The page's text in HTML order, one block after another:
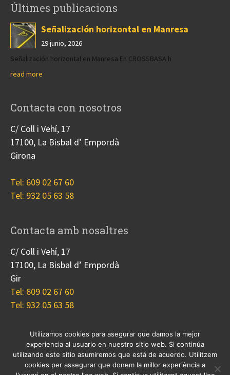
Últimes publicacions
Señalización horizontal en Manresa
29 junio, 2026
Señalización horizontal en Manresa En CROSSBASA h
read more
Contacta con nosotros
C/ Coll i Vehí, 17
17100, La Bisbal d’ Empordà
Girona
Tel: 609 02 67 60
Tel: 932 05 63 58
Contacta amb nosaltres
C/ Coll i Vehí, 17
17100, La Bisbal d’ Empordà
Gir
Tel: 609 02 67 60
Tel: 932 05 63 58
Nosotros Proyectos Blog
Contacto
Cookies
Utilizamos cookies para asegurar que damos la mejor
experiencia al usuario en nuestro sitio web. Si continúa
utilizando este sitio asumiremos que está de acuerdo. Utilitzem
cookies per assegurar que donem la millor experiència a